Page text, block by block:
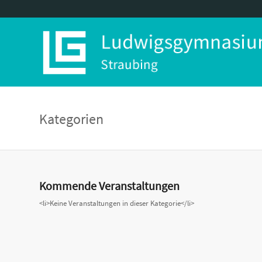
Kategorien
Kommende Veranstaltungen
<li>Keine Veranstaltungen in dieser Kategorie</li>